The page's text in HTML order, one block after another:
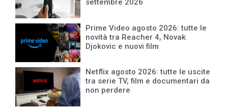
settembre 2026
Prime Video agosto 2026: tutte le
novità tra Reacher 4, Novak
Djokovic e nuovi film
Netflix agosto 2026: tutte le uscite
tra serie TV, film e documentari da
non perdere